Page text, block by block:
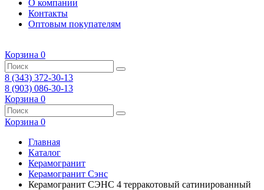
О компании
Контакты
Оптовым покупателям
Корзина 0
8 (343) 372-30-13
8 (903) 086-30-13
Корзина 0
Корзина 0
Главная
Каталог
Керамогранит
Керамогранит Сэнс
Керамогранит СЭНС 4 терракотовый сатинированный